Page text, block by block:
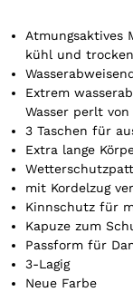
r
i
k
l
.
Y
o
u
r
t
o
t
Atmungsaktives
kühl und
Extrem
Wasser perlt
3 Taschen für
Extra lange
mit Kordelzug
Kinnschutz für
Kapuze zum
Passform für
3-Lagig
Neue Farbe